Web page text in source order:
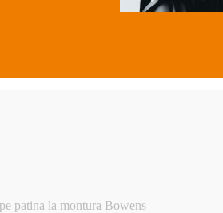
patina la montura Bowens